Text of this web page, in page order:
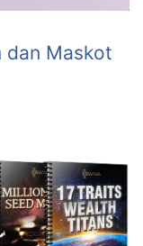
dan Maskot